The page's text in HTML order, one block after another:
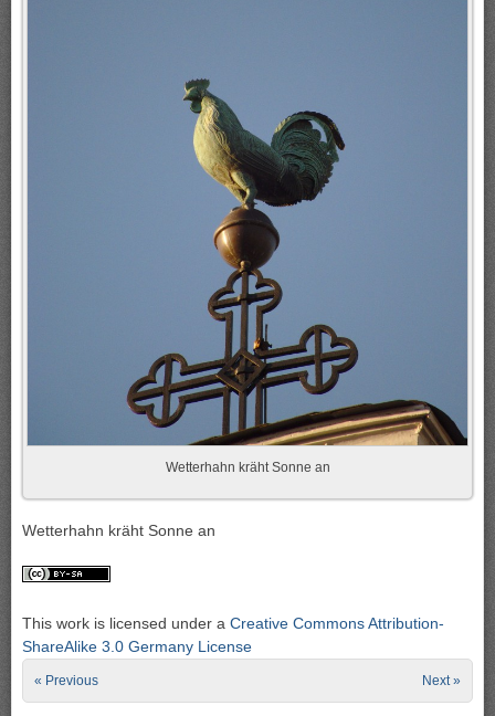
Wetterhahn kräht Sonne an
Wetterhahn kräht Sonne an
This work is licensed under a Creative Commons Attribution-
ShareAlike 3.0 Germany License
« Previous Next »